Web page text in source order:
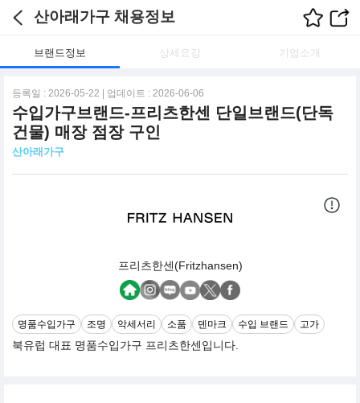
산아래가구 채용정보
브랜드정보 상세요강 기업소개
등록일 : 2026-05-22 | 업데이트 : 2026-06-06
수입가구브랜드-프리츠한센 단일브랜드(단독
건물) 매장 점장 구인
산아래가구
프리츠한센(Fritzhansen)
명품수입가구 조명 악세서리 소품 덴마크 수입 브랜드 고가
북유럽 대표 명품수입가구 프리츠한센입니다.